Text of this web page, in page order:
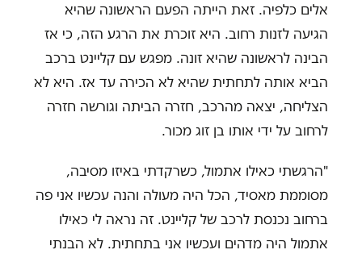
אלים כלפיה. זאת הייתה הפעם הראשונה שהיא
הגיעה לזנות רחוב. היא זוכרת את הרגע הזה, כי אז
הבינה לראשונה שהיא זונה. מפגש עם קליינט ברכב
הביא אותה לתחתית שהיא לא הכירה עד אז. היא לא
הצליחה, יצאה מהרכב, חזרה הביתה וגורשה חזרה
לרחוב על ידי אותו בן זוג מכור.
"הרגשתי כאילו אתמול, כשרקדתי באיזו מסיבה,
מסוממת מאסיד, הכל היה מעולה והנה עכשיו אני פה
ברחוב נכנסת לרכב של קליינט. זה נראה לי כאילו
אתמול היה מדהים ועכשיו אני בתחתית. לא הבנתי